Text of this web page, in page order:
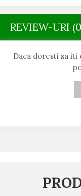
REVIEW-URI
Daca doresti sa